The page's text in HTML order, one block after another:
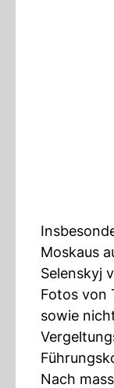
Moskaus
Selenskyj
Fotos von
sowie
Nach